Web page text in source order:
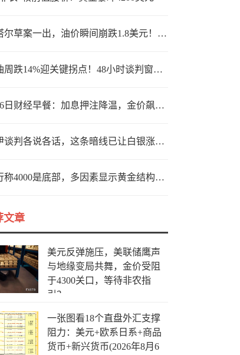
卡塔尔草案一出，油价瞬间崩跌1.8美元！海峡真要通了？
原油周跌14%迎关键拐点！48小时谈判窗口，暗藏行情变数
8月6日财经早餐：加息押注降温，金价飙升至近两个月高位，地缘缓和预期，美油75关口拉锯
美伊谈判各说各话，这条暗线已让白银涨疯了
投行称4000是底部，多因素显示黄金结构性机会显现
文章
美元反弹施压，美联储鹰声
与地缘变局共舞，金价受阻
于4300关口，等待非农指
引？
一张图看18个直盘外汇支撑
阻力：美元+欧系日系+商品
货币+新兴货币(2026年8月6